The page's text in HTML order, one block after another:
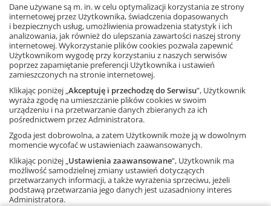
Najniższa cena z 30 dni: 12,78 zł
Dodaj do koszyka
10 20 50
Ta strona używa plików cookies. Dowiedz się więcej.
RODO
Copyright © by Gdańskie Wydawnictwo Oświatowe 2026
Akceptuję
Dowiedz się więcej
Dane używane są m. in. w celu optymalizacji korzystania ze strony
internetowej przez Użytkownika, świadczenia dopasowanych
i bezpiecznych usług, umożliwienia prowadzenia statystyk i ich
analizowania, jak również do ulepszania zawartości naszej strony
internetowej. Wykorzystanie plików cookies pozwala zapewnić
Użytkownikom wygodę przy korzystaniu z naszych serwisów
poprzez zapamiętanie preferencji Użytkownika i ustawień
zamieszczonych na stronie internetowej.
Klikając poniżej „Akceptuję i przechodzę do Serwisu”, Użytkownik
wyraża zgodę na umieszczanie plików cookies w swoim
urządzeniu i na przetwarzanie danych zbieranych za ich
pośrednictwem przez Administratora.
Zgoda jest dobrowolna, a zatem Użytkownik może ją w dowolnym
momencie wycofać w ustawieniach zaawansowanych.
Klikając poniżej „Ustawienia zaawansowane”, Użytkownik ma
możliwość samodzielnej zmiany ustawień dotyczących
przetwarzanych informacji, a także wyrażenia sprzeciwu, jeżeli
podstawą przetwarzania jego danych jest uzasadniony interes
Administratora.